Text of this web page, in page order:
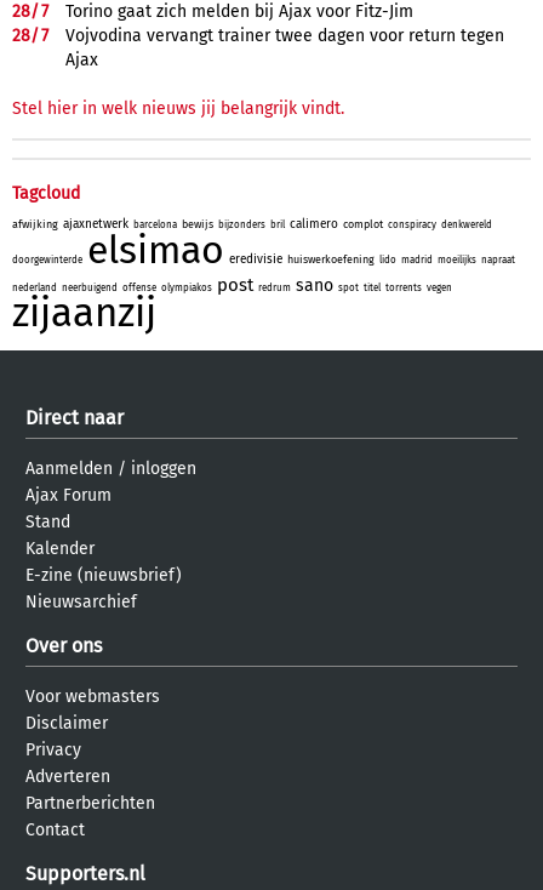
28/7
Torino gaat zich melden bij Ajax voor Fitz-Jim
28/7
Vojvodina vervangt trainer twee dagen voor return tegen
Ajax
Stel hier in welk nieuws jij belangrijk vindt.
Tagcloud
afwijking ajaxnetwerk barcelona bewijs bijzonders bril calimero complot conspiracy denkwereld
doorgewinterde elsimao eredivisie huiswerkoefening lido madrid moeilijks napraat
nederland neerbuigend offense olympiakos post redrum sano spot titel torrents vegen
zijaanzij
Direct naar
Aanmelden / inloggen
Ajax Forum
Stand
Kalender
E-zine (nieuwsbrief)
Nieuwsarchief
Over ons
Voor webmasters
Disclaimer
Privacy
Adverteren
Partnerberichten
Contact
Supporters.nl